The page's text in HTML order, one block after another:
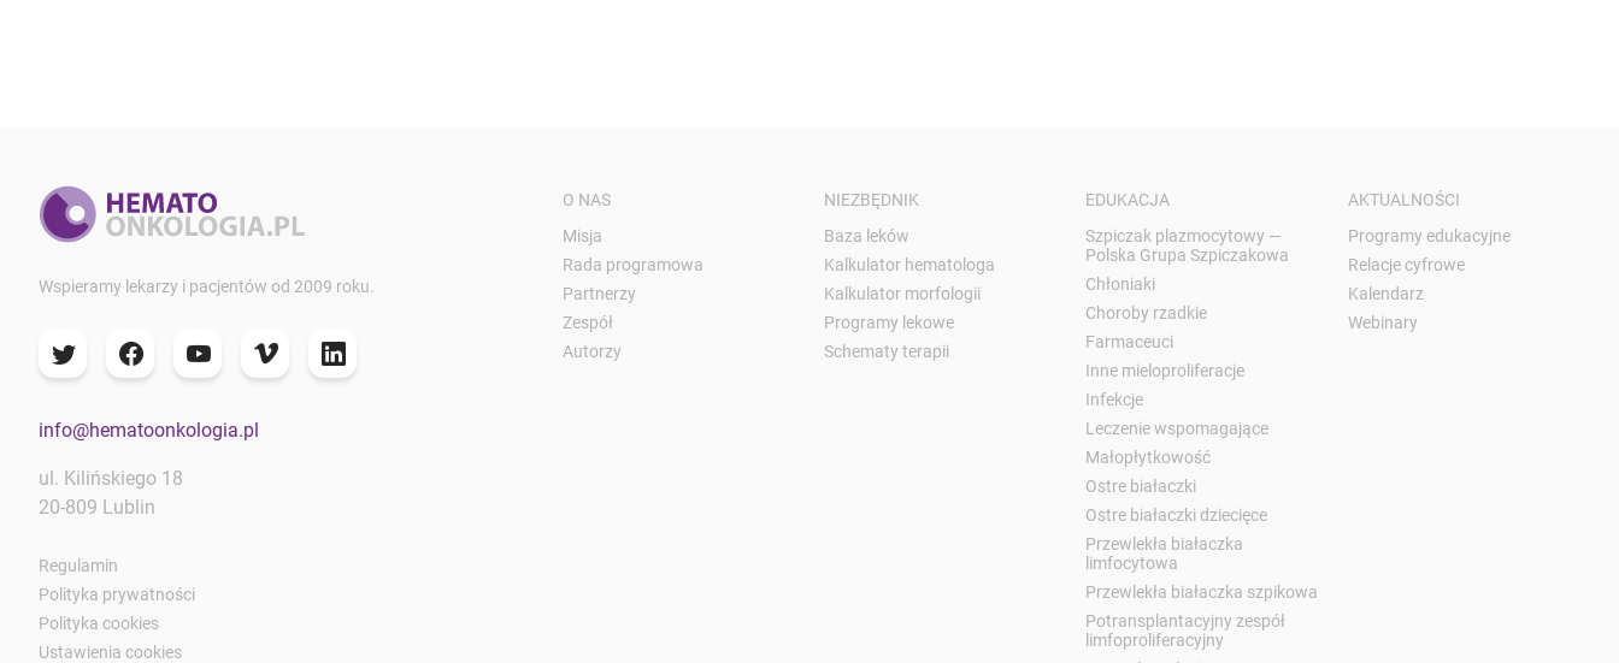
Wspieramy lekarzy i pacjentów od 2009 roku.
info@hematoonkologia.pl
ul. Kilińskiego 18
20-809 Lublin
Regulamin
Polityka prywatności
Polityka cookies
Ustawienia cookies
O NAS
Misja
Rada programowa
Partnerzy
Zespół
Autorzy
NIEZBĘDNIK
Baza leków
Kalkulator hematologa
Kalkulator morfologii
Programy lekowe
Schematy terapii
EDUKACJA
Szpiczak plazmocytowy —
Polska Grupa Szpiczakowa
Chłoniaki
Choroby rzadkie
Farmaceuci
Inne mieloproliferacje
Infekcje
Leczenie wspomagające
Małopłytkowość
Ostre białaczki
Ostre białaczki dziecięce
Przewlekła białaczka
limfocytowa
Przewlekła białaczka szpikowa
Potransplantacyjny zespół
limfoproliferacyjny
AKTUALNOŚCI
Programy edukacyjne
Relacje cyfrowe
Kalendarz
Webinary